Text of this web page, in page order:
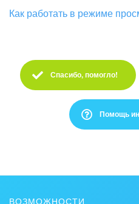
Как работать в режиме
Спасибо, помогло!
Спасибо :)
Помощь
ВОЗМОЖНОСТИ